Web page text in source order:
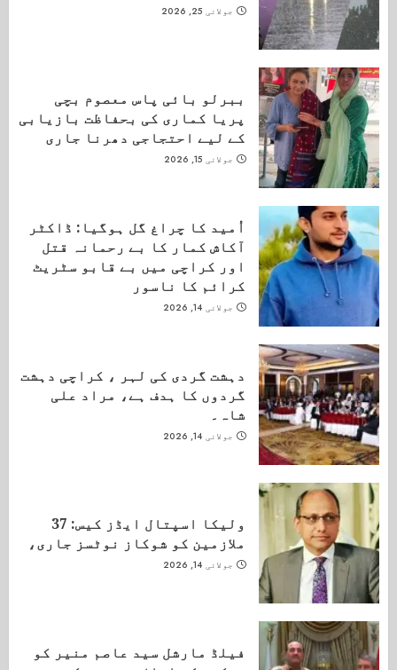
جولائی 25, 2026
ببرلو بائی پاس معصوم بچی
پریا کماری کی بحفاظت بازیابی
کے لیے احتجاجی دھرنا جاری
جولائی 15, 2026
اُمید کا چراغ گل ہوگیا: ڈاکٹر
آکاش کمار کا بے رحمانہ قتل
اور کراچی میں بے قابو سٹریٹ
کرائم کا ناسور
جولائی 14, 2026
دہشت گردی کی لہر ، کراچی دہشت
گردوں کا ہدف ہے، مراد علی
شاہ۔
جولائی 14, 2026
ولیکا اسپتال ایڈز کیس: 37
ملازمین کو شوکاز نوٹسز جاری،
جولائی 14, 2026
فیلڈ مارشل سید عاصم منیر کو